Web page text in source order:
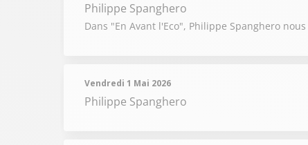
Philippe Spanghero
Dans "En Avant l'Eco", Philippe Spanghero
Vendredi 1 Mai 2026
Philippe Spanghero